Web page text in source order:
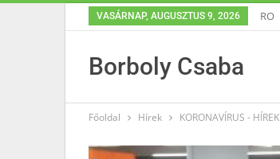
VASÁRNAP, AUGUSZTUS 9, 2026 RO
Borboly Csaba
Főoldal Hírek KORONAVÍRUS - HÍREK